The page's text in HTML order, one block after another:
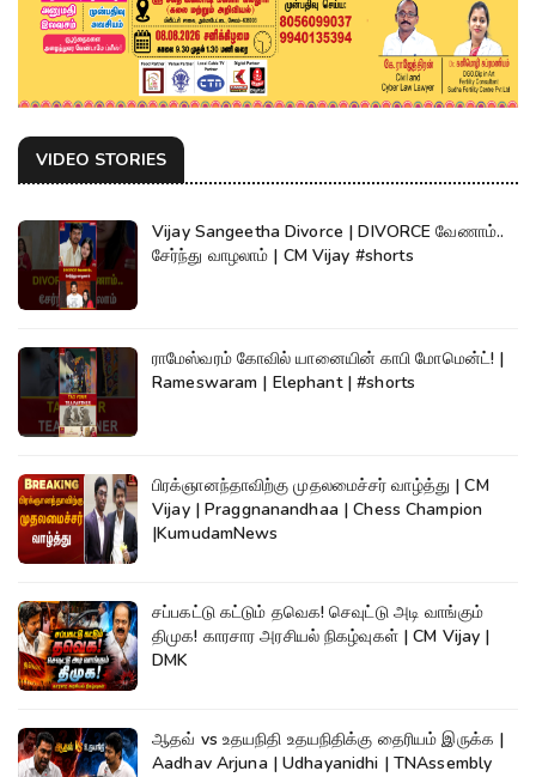
VIDEO STORIES
Vijay Sangeetha Divorce | DIVORCE வேணாம்..
சேர்ந்து வாழலாம் | CM Vijay #shorts
ராமேஸ்வரம் கோவில் யானையின் காபி மோமென்ட்! |
Rameswaram | Elephant | #shorts
பிரக்ஞானந்தாவிற்கு முதலமைச்சர் வாழ்த்து | CM
Vijay | Praggnanandhaa | Chess Champion
|KumudamNews
சப்பகட்டு கட்டும் தவெக! செவுட்டு அடி வாங்கும்
திமுக! காரசார அரசியல் நிகழ்வுகள் | CM Vijay |
DMK
ஆதவ் vs உதயநிதி உதயநிதிக்கு தைரியம் இருக்க |
Aadhav Arjuna | Udhayanidhi | TNAssembly